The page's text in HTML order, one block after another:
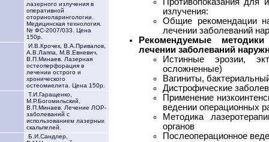
лазерного излучения в
оперативной
оториноларингологии.
Медицинская технология.
№ ФС-2007/033. Цена
150р.
И.В.Крочек, В.А.Привалов,
А.В.Лаппа, М.В.Евневич,
В.П.Минаев. Лазерная
остеоперфорация в
лечении острого и
хронического
остеомиелита. Цена 150р.
Т.И.Гаращенко,
М.Р.Богомильский,
В.П.Минаев. Лечение ЛОР-
заболеваний с
использованием лазерных
скальпелей.
Б.И.Сандлер,
излучения:
Общие рекомендации
лечении заболеваний
Рекомендуемые
лечении заболеваний
Истинные эрозии,
осложненные)
Вагиниты,
Дистрофические
Применение
ведении операционных
Методика
органов
Послеоперационное